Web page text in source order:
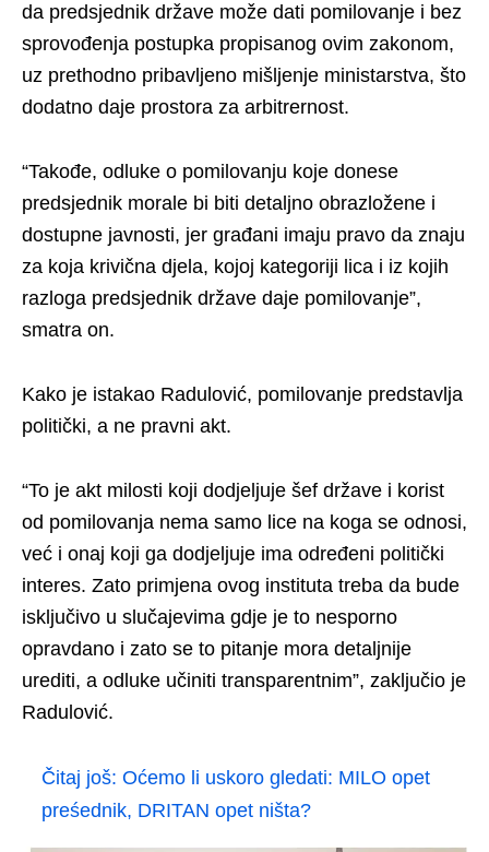
da predsjednik države može dati pomilovanje i bez
sprovođenja postupka propisanog ovim zakonom,
uz prethodno pribavljeno mišljenje ministarstva, što
dodatno daje prostora za arbitrernost.
“Takođe, odluke o pomilovanju koje donese
predsjednik morale bi biti detaljno obrazložene i
dostupne javnosti, jer građani imaju pravo da znaju
za koja krivična djela, kojoj kategoriji lica i iz kojih
razloga predsjednik države daje pomilovanje”,
smatra on.
Kako je istakao Radulović, pomilovanje predstavlja
politički, a ne pravni akt.
“To je akt milosti koji dodjeljuje šef države i korist
od pomilovanja nema samo lice na koga se odnosi,
već i onaj koji ga dodjeljuje ima određeni politički
interes. Zato primjena ovog instituta treba da bude
isključivo u slučajevima gdje je to nesporno
opravdano i zato se to pitanje mora detaljnije
urediti, a odluke učiniti transparentnim”, zaključio je
Radulović.
Čitaj još: Oćemo li uskoro gledati: MILO opet
preśednik, DRITAN opet ništa?